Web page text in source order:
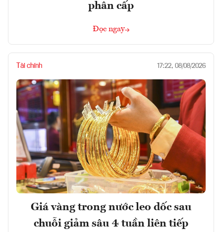
phân cấp
Đọc ngay
Tài chính 17:22, 08/08/2026
Giá vàng trong nước leo dốc sau
chuỗi giảm sâu 4 tuần liên tiếp